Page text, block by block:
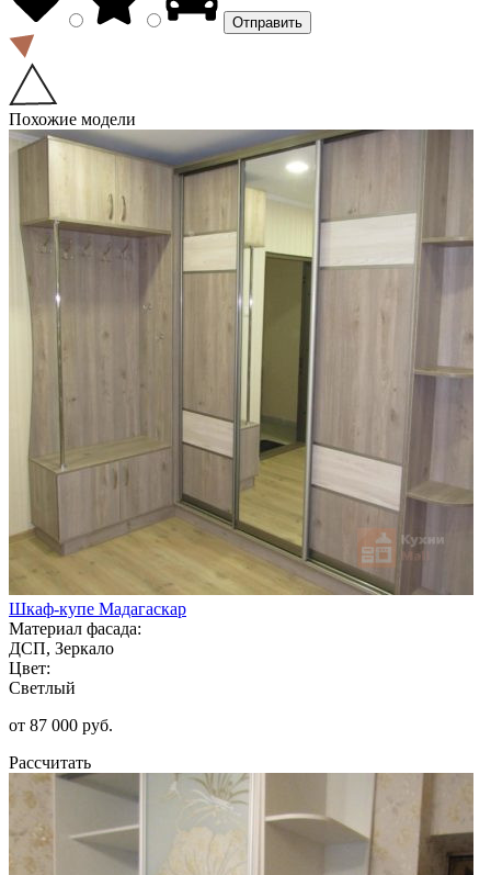
Похожие модели
Шкаф-купе Мадагаскар
Материал фасада:
ДСП, Зеркало
Цвет:
Светлый
от 87 000 руб.
Рассчитать